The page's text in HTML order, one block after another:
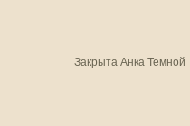
Закрыта Анка Темной